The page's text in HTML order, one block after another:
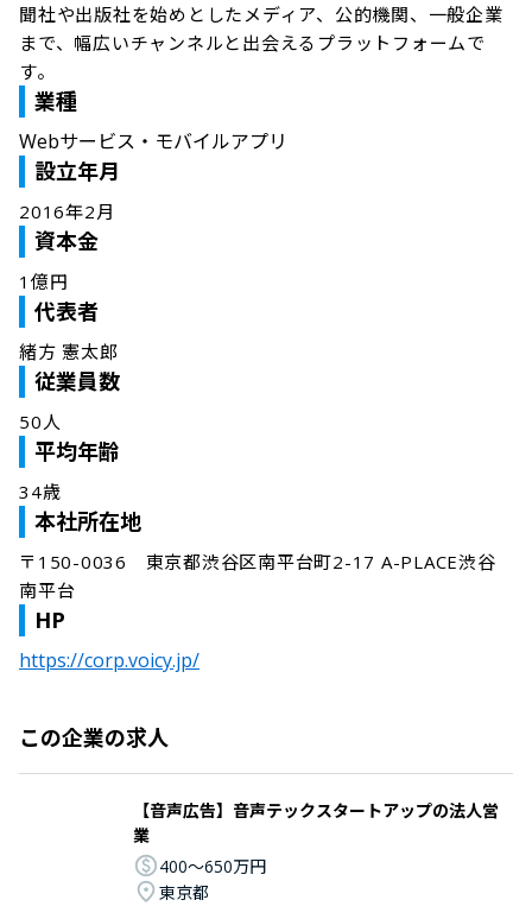
聞社や出版社を始めとしたメディア、公的機関、一般企業
まで、幅広いチャンネルと出会えるプラットフォームで
す。
業種
Webサービス・モバイルアプリ
設立年月
2016年2月
資本金
1億円
代表者
緒方 憲太郎
従業員数
50人
平均年齢
34歳
本社所在地
〒150-0036　東京都渋谷区南平台町2-17 A-PLACE渋谷
南平台
HP
https://corp.voicy.jp/
この企業の求人
【音声広告】音声テックスタートアップの法人営
業
400〜650万円
東京都